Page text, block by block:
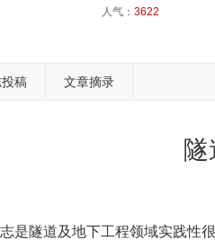
人气： 3622
稿 文章摘录
志是隧道及地下工程领域实践